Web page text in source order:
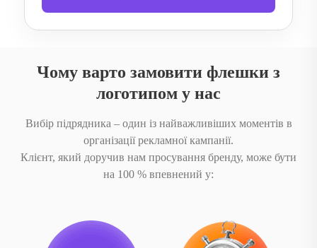
Чому варто замовити флешки з
логотипом у нас
Вибір підрядника – один із найважливіших моментів в
організації рекламної кампанії.
Клієнт, який доручив нам просування бренду, може бути
на 100 % впевнений у: